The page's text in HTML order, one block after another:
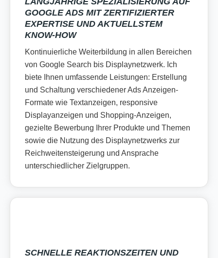
GOOGLE ADS MIT ZERTIFIZIERTER
EXPERTISE UND AKTUELLSTEM
KNOW-HOW
Kontinuierliche Weiterbildung in allen Bereichen
von Google Search bis Displaynetzwerk. Ich
biete Ihnen umfassende Leistungen: Erstellung
und Schaltung verschiedener Ads Anzeigen-
Formate wie Textanzeigen, responsive
Displayanzeigen und Shopping-Anzeigen,
gezielte Bewerbung Ihrer Produkte und Themen
sowie die Nutzung des Displaynetzwerks zur
Reichweitensteigerung und Ansprache
unterschiedlicher Zielgruppen.
SCHNELLE REAKTIONSZEITEN UND